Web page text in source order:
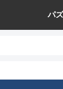
パ